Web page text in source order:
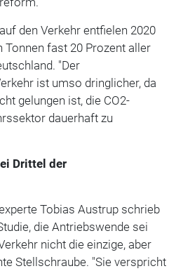
den Verkehr entfielen 2020
fast 20 Prozent aller
"Der
ist umso dringlicher, da
gelungen ist, die CO2-
dauerhaft zu
Drittel der
Tobias Austrup schrieb
die Antriebswende sei
nicht die einzige, aber
Stellschraube. "Sie verspricht